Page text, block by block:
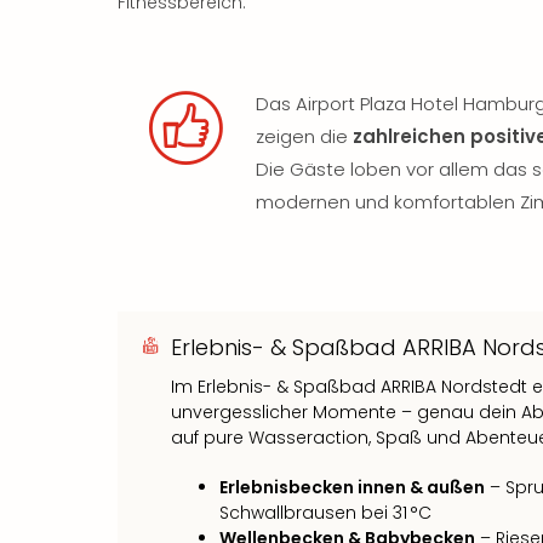
Das Airport Plaza Hotel
zeigen die zahlreichen
Die Gäste loben vor allem das
modernen und komfortablen
Erlebnis- & Spaßbad ARRIBA
Im Erlebnis- & Spaßbad ARRIBA
unvergesslicher Momente – genau dein
auf pure Wasseraction, Spaß und
Erlebnisbecken innen & außen –
Schwallbrausen bei 31 °C
Wellenbecken & Babybecken –